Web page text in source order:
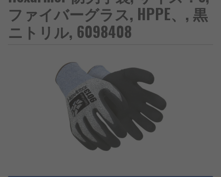
ファイバーグラス, HPPE、, 黒
ニトリル, 6098408